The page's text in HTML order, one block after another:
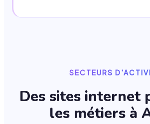
SECTEURS
Des sites internet
les métiers à